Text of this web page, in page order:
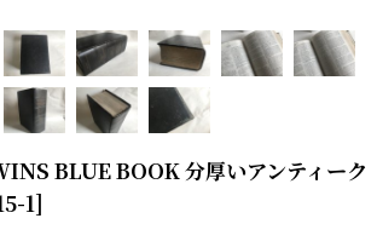
BLUE BOOK 分厚いアンティーク
1]